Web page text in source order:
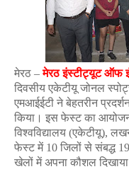
मेरठ –मेरठ इंस्टीट्यूट ऑफ
दिवसीय एकेटीयू जोनल
एमआईईटी ने बेहतरीन
किया। इस फेस्ट का आयोजन
विश्वविद्यालय (एकेटीयू),
फेस्ट में 10 जिलों से संबद्ध 19
खेलों में अपना कौशल